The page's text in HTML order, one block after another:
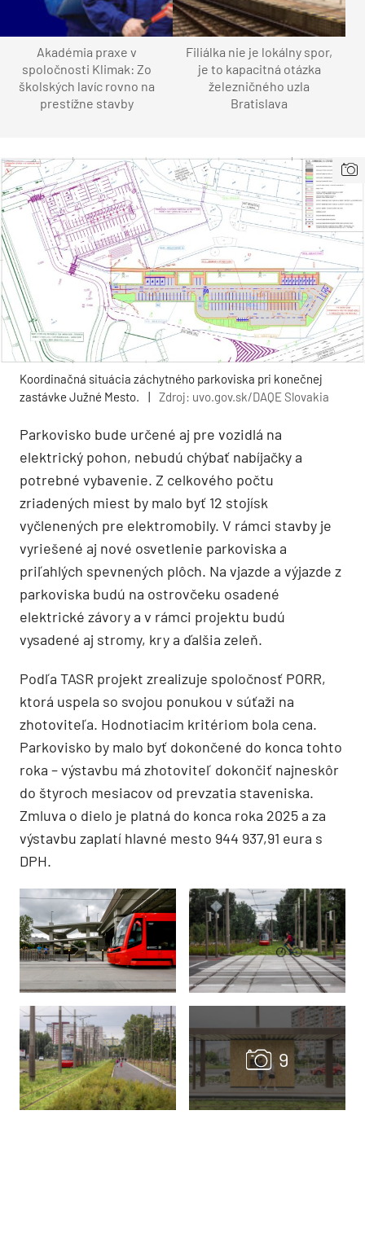
Akadémia praxe v
spoločnosti Klimak: Zo
školských lavíc rovno na
prestížne stavby
Filiálka nie je lokálny spor,
je to kapacitná otázka
železničného uzla
Bratislava
Koordinačná situácia záchytného parkoviska pri konečnej
zastávke Južné Mesto.
| Zdroj: uvo.gov.sk/DAQE Slovakia
Parkovisko bude určené aj pre vozidlá na
elektrický pohon, nebudú chýbať nabíjačky a
potrebné vybavenie. Z celkového počtu
zriadených miest by malo byť 12 stojísk
vyčlenených pre elektromobily. V rámci stavby je
vyriešené aj nové osvetlenie parkoviska a
priľahlých spevnených plôch. Na vjazde a výjazde z
parkoviska budú na ostrovčeku osadené
elektrické závory a v rámci projektu budú
vysadené aj stromy, kry a ďalšia zeleň.
Podľa TASR projekt zrealizuje spoločnosť PORR,
ktorá uspela so svojou ponukou v súťaži na
zhotoviteľa. Hodnotiacim kritériom bola cena.
Parkovisko by malo byť dokončené do konca tohto
roka – výstavbu má zhotoviteľ dokončiť najneskôr
do štyroch mesiacov od prevzatia staveniska.
Zmluva o dielo je platná do konca roka 2025 a za
výstavbu zaplatí hlavné mesto 944 937,91 eura s
DPH.